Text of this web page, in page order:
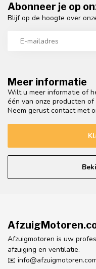
Meer informatie
Wilt u meer informatie of
één van onze producten of
Neem gerust contact met
Abonneer je op
Blijf op de hoogte over
Afzuigmotoren is uw
afzuiging en ventilatie.
✉️